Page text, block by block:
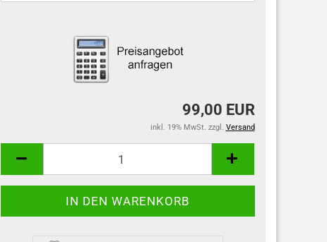
99,00 EUR
inkl. 19% MwSt. zzgl. Versand